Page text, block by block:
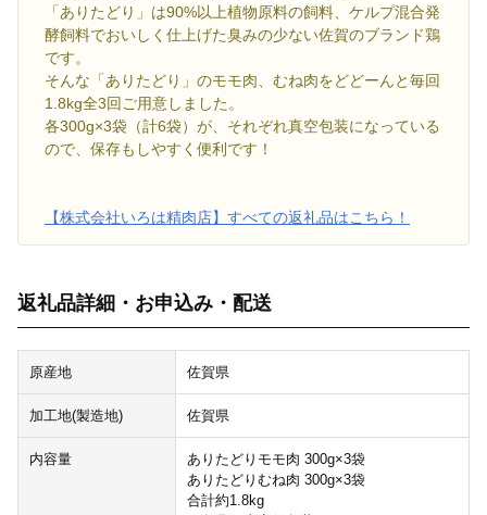
「ありたどり」は90%以上植物原料の飼料、ケルプ混合発
酵飼料でおいしく仕上げた臭みの少ない佐賀のブランド鶏
です。
そんな「ありたどり」のモモ肉、むね肉をどどーんと毎回
1.8kg全3回ご用意しました。
各300g×3袋（計6袋）が、それぞれ真空包装になっている
ので、保存もしやすく便利です！
【株式会社いろは精肉店】すべての返礼品はこちら！
返礼品詳細・お申込み・配送
原産地 佐賀県
加工地(製造地) 佐賀県
内容量
ありたどりモモ肉 300g×3袋
ありたどりむね肉 300g×3袋
合計約1.8kg